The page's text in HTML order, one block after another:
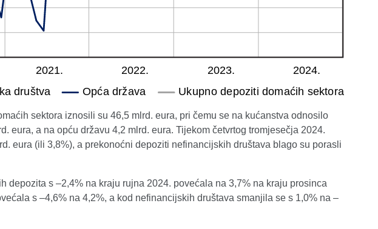
sektora iznosili su 46,5 mlrd. eura, pri čemu se na kućanstva odnosilo
eura, a na opću državu 4,2 mlrd. eura. Tijekom četvrtog tromjesečja 2024.
eura (ili 3,8%), a prekonoćni depoziti nefinancijskih društava blago su porasli
depozita s –2,4% na kraju rujna 2024. povećala na 3,7% na kraju prosinca
s –4,6% na 4,2%, a kod nefinancijskih društava smanjila se s 1,0% na –